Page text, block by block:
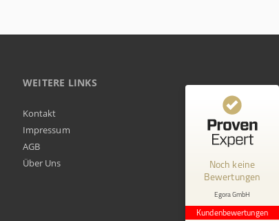
WEITERE LINKS
Kontakt
Impressum
AGB
Über Uns
Noch keine
Bewertungen
Egora GmbH
Kundenbewertungen
Kundenbewertungen und Erfahrungen zu
Erfahren Sie mehr über dieses Bewertungssiegel